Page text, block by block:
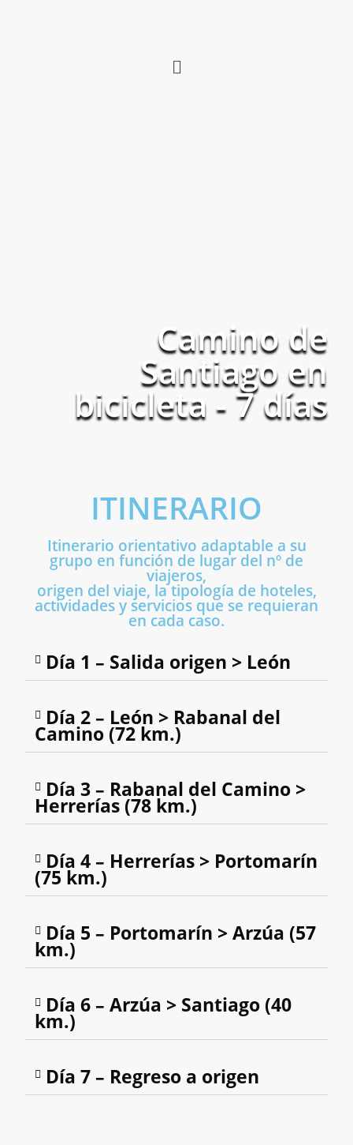
Camino de
Santiago en
bicicleta - 7 días
ITINERARIO
Itinerario orientativo adaptable a su
grupo en función de lugar del nº de
viajeros,
origen del viaje, la tipología de hoteles,
actividades y servicios que se requieran
en cada caso.
Día 1 – Salida origen > León
Día 2 – León > Rabanal del
Camino (72 km.)
Día 3 – Rabanal del Camino >
Herrerías (78 km.)
Día 4 – Herrerías > Portomarín
(75 km.)
Día 5 – Portomarín > Arzúa (57
km.)
Día 6 – Arzúa > Santiago (40
km.)
Día 7 – Regreso a origen